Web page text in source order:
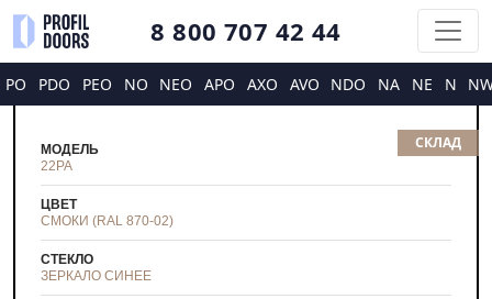
8 800 707 42 44
PO PDO PEO NO NEO APO AXO AVO NDO NA NE N
СКЛАД
МОДЕЛЬ
22PA
ЦВЕТ
СМОКИ (RAL 870-02)
СТЕКЛО
ЗЕРКАЛО СИНЕЕ